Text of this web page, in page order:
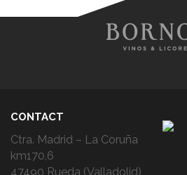
CONTACT
Ctra. Madrid – La Coruña
km170,6
47490 Rueda (Valladolid)